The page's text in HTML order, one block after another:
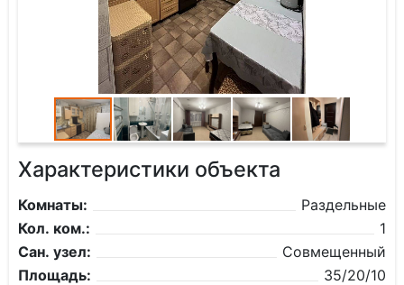
Характеристики объекта
Комнаты:
Раздельные
Кол. ком.:
1
Сан. узел:
Совмещенный
Площадь:
35/20/10